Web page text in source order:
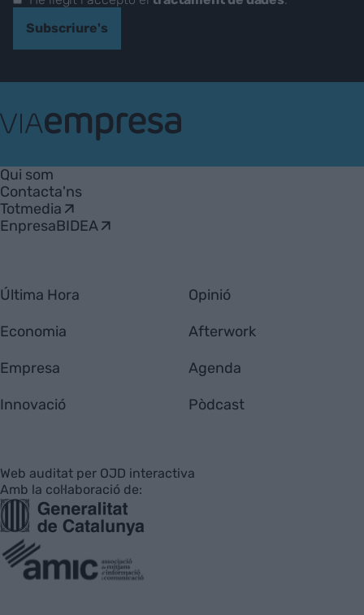
Subscriure's
Empresa
Qui som
Contacta'ns
Totmedia
EnpresaBIDEA
Última Hora
Economia
Empresa
Innovació
Opinió
Afterwork
Agenda
Pòdcast
Web auditat per OJD interactiva
Amb la col·laboració de: